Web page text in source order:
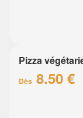
Pizza
Dès 8.50 €